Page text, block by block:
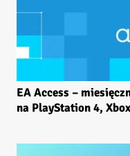
EA Access –
na PlayStation 4,